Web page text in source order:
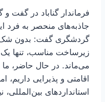
فرماندار گناباد در گفت و
جاذبه‌های منحصر به فرد
گردشگری گفت: بدون شک
زیرساخت مناسب، تنها یک
می‌ماند. در حال حاضر،
اقامتی و پذیرایی داریم،
استانداردهای